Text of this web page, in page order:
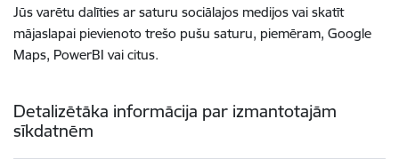
Jūs varētu dalīties ar saturu sociālajos medijos vai skatīt
mājaslapai pievienoto trešo pušu saturu, piemēram, Google
Maps, PowerBI vai citus.
Detalizētāka informācija par izmantotajām
sīkdatnēm